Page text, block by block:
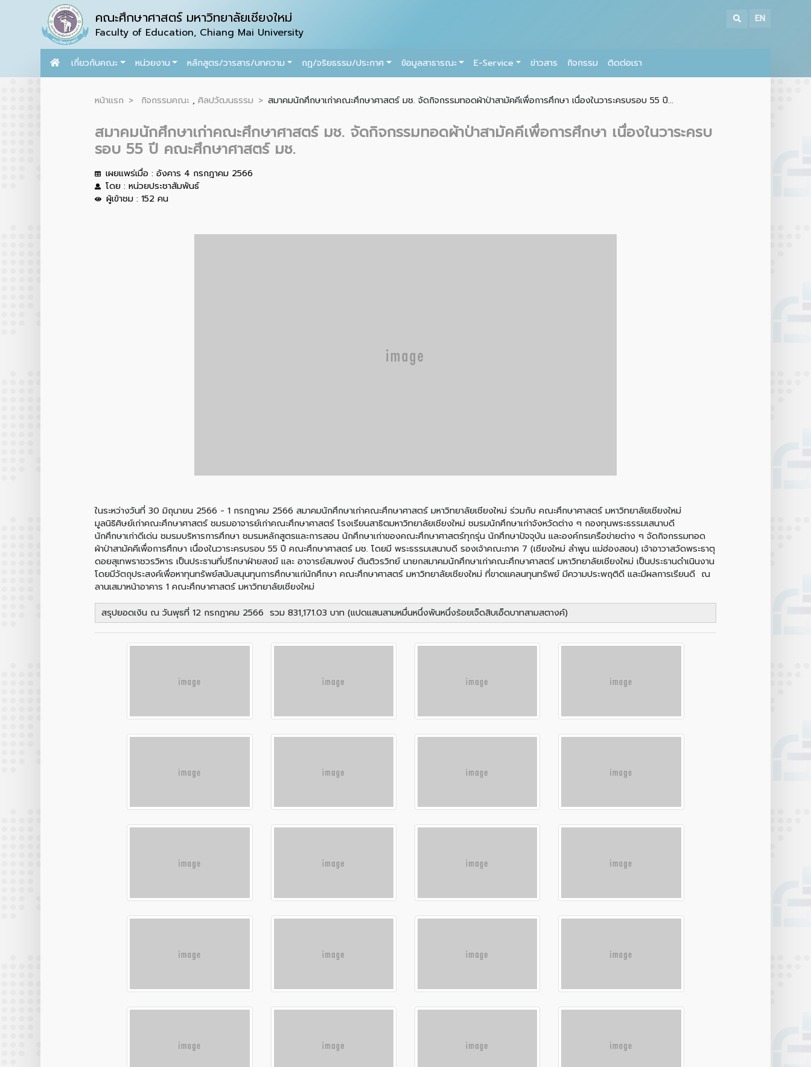
คณะศึกษาศาสตร์ มหาวิทยาลัยเชียงใหม่
Faculty of Education, Chiang Mai University
EN
เกี่ยวกับคณะ หน่วยงาน หลักสูตร/วารสาร/บทความ กฏ/จริยธรรม/ประกาศ ข้อมูลสาธารณะ E-Service ข่าวสาร กิจกรรม ติดต่อเรา
หน้าแรก กิจกรรมคณะ ,ศิลปวัฒนธรรม สมาคมนักศึกษาเก่าคณะศึกษาศาสตร์ มช. จัดกิจกรรมทอดผ้าป่าสามัคคีเพื่อการศึกษา เนื่องในวาระครบรอบ 55 ปี...
สมาคมนักศึกษาเก่าคณะศึกษาศาสตร์ มช. จัดกิจกรรมทอดผ้าป่าสามัคคีเพื่อการศึกษา เนื่องในวาระครบ
รอบ 55 ปี คณะศึกษาศาสตร์ มช.
เผยแพร่เมื่อ : อังคาร 4 กรกฎาคม 2566
โดย : หน่วยประชาสัมพันธ์
ผู้เข้าชม : 152 คน
ในระหว่างวันที่ 30 มิถุนายน 2566 - 1 กรกฎาคม 2566 สมาคมนักศึกษาเก่าคณะศึกษาศาสตร์ มหาวิทยาลัยเชียงใหม่ ร่วมกับ คณะศึกษาศาสตร์ มหาวิทยาลัยเชียงใหม่
มูลนิธิศิษย์เก่าคณะศึกษาศาสตร์ ชมรมอาจารย์เก่าคณะศึกษาศาสตร์ โรงเรียนสาธิตมหาวิทยาลัยเชียงใหม่ ชมรมนักศึกษาเก่าจังหวัดต่าง ๆ กองทุนพระธรรมเสนาบดี
นักศึกษาเก่าดีเด่น ชมรมบริหารการศึกษา ชมรมหลักสูตรและการสอน นักศึกษาเก่าของคณะศึกษาศาสตร์ทุกรุ่น นักศึกษาปัจจุบัน และองค์กรเครือข่ายต่าง ๆ จัดกิจกรรมทอด
ผ้าป่าสามัคคีเพื่อการศึกษา เนื่องในวาระครบรอบ 55 ปี คณะศึกษาศาสตร์ มช. โดยมี พระธรรมเสนาบดี รองเจ้าคณะภาค 7 (เชียงใหม่ ลำพูน แม่ฮ่องสอน) เจ้าอาวาสวัดพระธาตุ
ดอยสุเทพราชวรวิหาร เป็นประธานที่ปรึกษาฝ่ายสงฆ์ และ อาจารย์สมพงษ์ ตันติวรวิทย์ นายกสมาคมนักศึกษาเก่าคณะศึกษาศาสตร์ มหาวิทยาลัยเชียงใหม่ เป็นประธานดำเนินงาน
โดยมีวัตถุประสงค์เพื่อหาทุนทรัพย์สนับสนุนทุนการศึกษาแก่นักศึกษา คณะศึกษาศาสตร์ มหาวิทยาลัยเชียงใหม่ ที่ขาดแคลนทุนทรัพย์ มีความประพฤติดี และมีผลการเรียนดี ณ
ลานเสมาหน้าอาคาร 1 คณะศึกษาศาสตร์ มหาวิทยาลัยเชียงใหม่
สรุปยอดเงิน ณ วันพุธที่ 12 กรกฎาคม 2566 รวม 831,171.03 บาท (แปดแสนสามหมื่นหนึ่งพันหนึ่งร้อยเจ็ดสิบเอ็ดบาทสามสตางค์)